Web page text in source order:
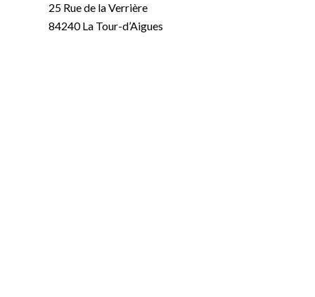
25 Rue de la Verrière
84240 La Tour-d’Aigues